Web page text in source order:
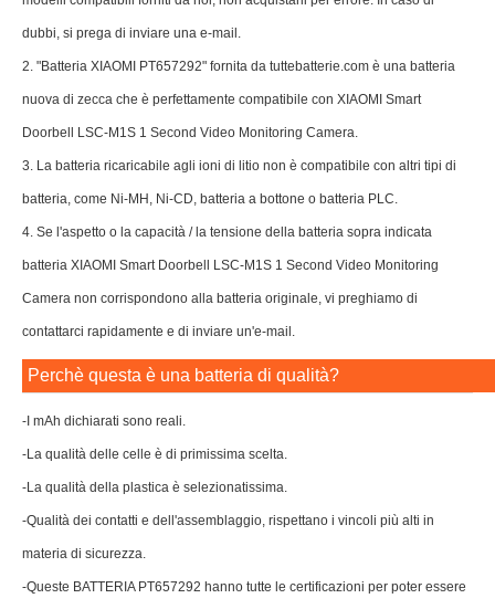
dubbi, si prega di inviare una e-mail.
2. "Batteria XIAOMI PT657292" fornita da tuttebatterie.com è una batteria
nuova di zecca che è perfettamente compatibile con XIAOMI Smart
Doorbell LSC-M1S 1 Second Video Monitoring Camera.
3. La batteria ricaricabile agli ioni di litio non è compatibile con altri tipi di
batteria, come Ni-MH, Ni-CD, batteria a bottone o batteria PLC.
4. Se l'aspetto o la capacità / la tensione della batteria sopra indicata
batteria XIAOMI Smart Doorbell LSC-M1S 1 Second Video Monitoring
Camera non corrispondono alla batteria originale, vi preghiamo di
contattarci rapidamente e di inviare un'e-mail.
Perchè questa è una batteria di qualità?
-I mAh dichiarati sono reali.
-La qualità delle celle è di primissima scelta.
-La qualità della plastica è selezionatissima.
-Qualità dei contatti e dell'assemblaggio, rispettano i vincoli più alti in
materia di sicurezza.
-Queste BATTERIA PT657292 hanno tutte le certificazioni per poter essere